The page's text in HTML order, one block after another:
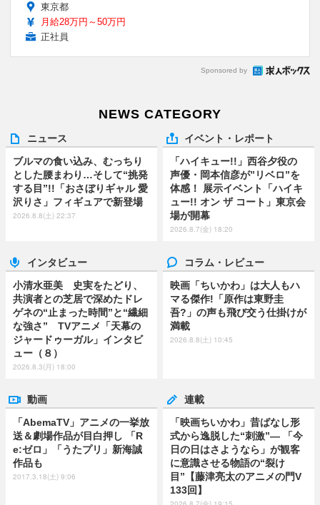
東京都
月給28万円～50万円
正社員
Sponsored by
NEWS CATEGORY
ニュース
ブルマの食い込み、むっちり
とした腰まわり…そして“挑発
する目”!!「おさぼりギャル 愛
沢りさ」フィギュアで新登場
2026.8.8(土) 22:37
イベント・レポート
「ハイキュー!!」西谷夕役の
声優・岡本信彦が”リベロ”を
体感！ 展示イベント「ハイキ
ュー!! オン ザ コート」東京会
場が開幕
2026.8.7(金) 18:20
インタビュー
小清水亜美 史実をたどり、
共演者との芝居で深めたドレ
ゲネの“止まった時間”と“繊細
な強さ” TVアニメ「天幕の
ジャードゥーガル」インタビ
ュー（８）
2026.8.3(月) 18:00
コラム・レビュー
映画「ちいかわ」は大人もハ
マる傑作!「原作は東野圭
吾?」の声も飛び交う仕掛けが
満載
2026.8.8(土) 10:45
動画
「AbemaTV」アニメの一挙放
送＆劇場作品が目白押し 「R
e:ゼロ」「うたプリ」新海誠
作品も
2017.3.18(土) 9:06
連載
「映画ちいかわ」昔ばなし形
式から逸脱した“刺激”― 「今
日の日はさようなら」が観客
に意識させる物語の“裂け
目”【藤津亮太のアニメの門V
133回】